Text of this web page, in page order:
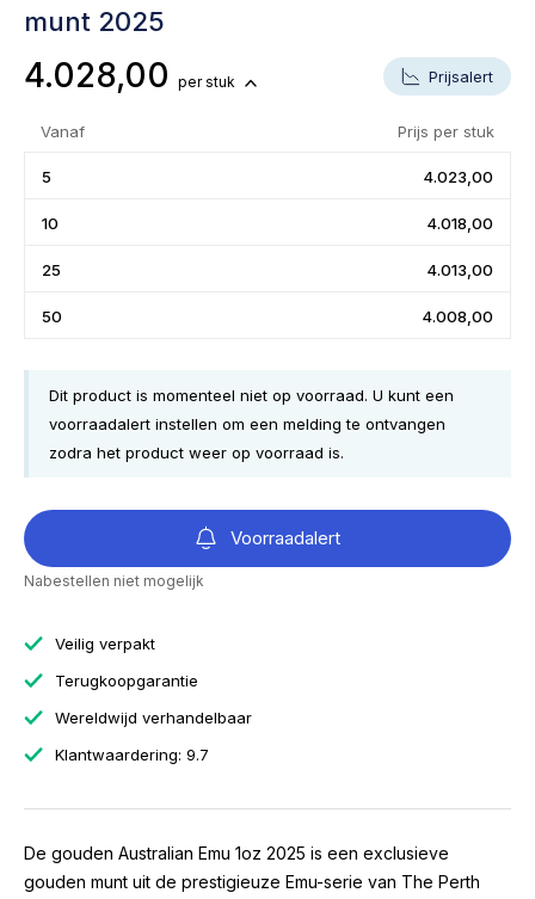
munt 2025
4.028,00 per stuk Prijsalert
Vanaf Prijs per stuk
5 4.023,00
10 4.018,00
25 4.013,00
50 4.008,00
Dit product is momenteel niet op voorraad. U kunt een
voorraadalert instellen om een melding te ontvangen
zodra het product weer op voorraad is.
Voorraadalert
Nabestellen niet mogelijk
Veilig verpakt
Terugkoopgarantie
Wereldwijd verhandelbaar
Klantwaardering: 9.7
De gouden Australian Emu 1oz 2025 is een exclusieve
gouden munt uit de prestigieuze Emu-serie van The Perth